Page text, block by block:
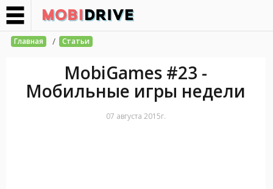
Главная / Статьи
MobiGames #23 -
Мобильные игры недели
07 августа 2015г.